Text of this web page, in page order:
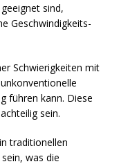
sind,
Geschwindigkeits-
Schwierigkeiten mit
führen kann. Diese
sein.
traditionellen
was die